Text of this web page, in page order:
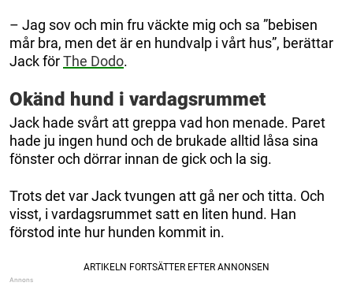
– Jag sov och min fru väckte mig och sa ”bebisen
mår bra, men det är en hundvalp i vårt hus”, berättar
Jack förThe Dodo.
Okänd hund i vardagsrummet
Jack hade svårt att greppa vad hon menade. Paret
hade ju ingen hund och de brukade alltid låsa sina
fönster och dörrar innan de gick och la sig.
Trots det var Jack tvungen att gå ner och titta. Och
visst, i vardagsrummet satt en liten hund. Han
förstod inte hur hunden kommit in.